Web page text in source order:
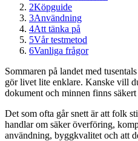
2Köpguide
3Användning
4Att tänka på
5Vår testmetod
6Vanliga frågor
Sommaren på landet med
gör livet lite enklare. Kanske vill
dokument och minnen finns
Det som ofta går snett är att folk
handlar om säker överföring,
användning, byggkvalitet och att